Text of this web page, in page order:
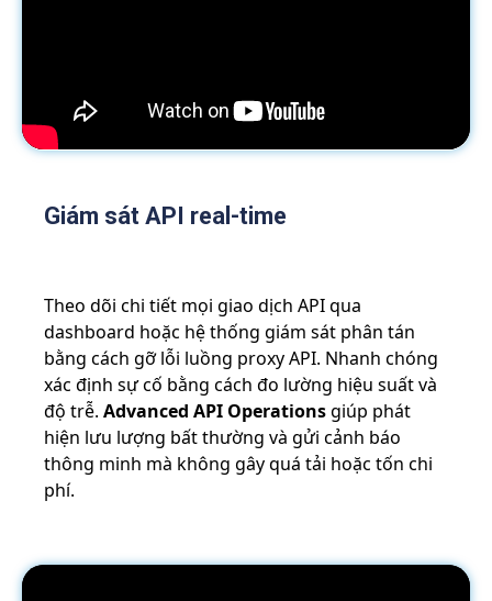
Giám sát API real-time
Theo dõi chi tiết mọi giao dịch API qua
dashboard hoặc hệ thống giám sát phân tán
bằng cách gỡ lỗi luồng proxy API. Nhanh chóng
xác định sự cố bằng cách đo lường hiệu suất và
độ trễ.Advanced API Operationsgiúp phát
hiện lưu lượng bất thường và gửi cảnh báo
thông minh mà không gây quá tải hoặc tốn chi
phí.